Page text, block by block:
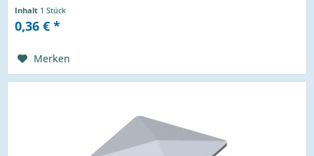
Inhalt 1 Stück
0,36 € *
Merken